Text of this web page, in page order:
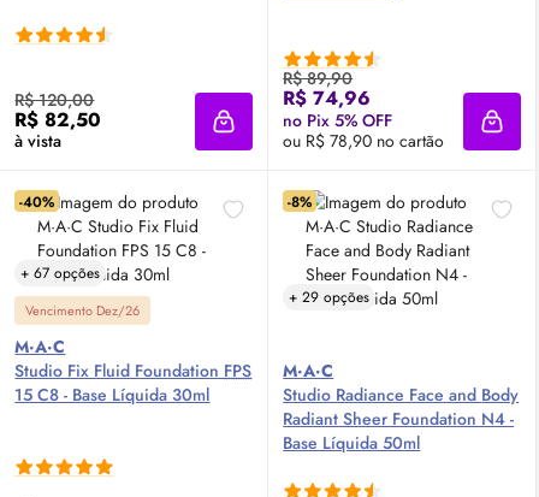
R$ 120,00
R$ 82,50
à vista Adicionar à sacola
R$ 89,90
R$ 74,96
no Pix 5% OFF
ou R$ 78,90 no cartão
-40%
+ 67 opções
Vencimento Dez/26
M·A·C
Studio Fix Fluid FoundationFPS
15 C8 - Base Líquida 30ml
-8%
+ 29 opções
M·A·C
Studio Radiance Face and Body
Radiant Sheer Foundation N4 -
Base Líquida 50ml